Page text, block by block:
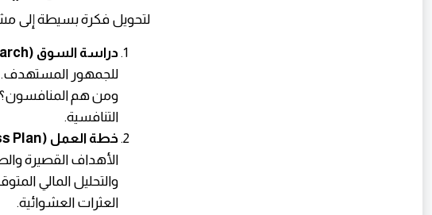
لتحويل فكرة بسيطة إلى
دراسة السوق (Market Research):
للجمهور المستهدف.
ومن هم المنافسون؟
التنافسية.
خطة العمل (Business Plan):
الأهداف القصيرة
والتحليل المالي
العثرات العشوائية.